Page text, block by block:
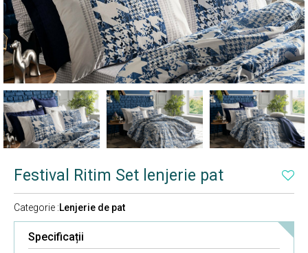
Festival Ritim Set lenjerie pat
Categorie :Lenjerie de pat
Specificații